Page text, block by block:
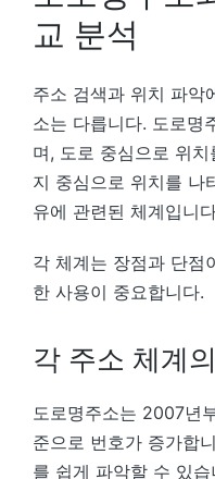
교 분석
주소 검색과 위치 파악
소는 다릅니다. 도로명
며, 도로 중심으로 위
지 중심으로 위치를 나
유에 관련된 체계입니
각 체계는 장점과 단점
한 사용이 중요합니다.
각 주소 체계
도로명주소는 2007년
준으로 번호가 증가합
를 쉽게 파악할 수 있습